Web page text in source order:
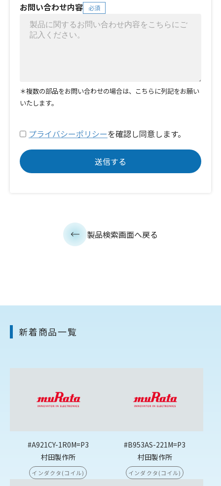
お問い合わせ内容
必須
＊複数の部品をお問い合わせの場合は、こちらに列記をお願い
いたします。
プライバシーポリシーを確認し同意します。
製品検索画面へ戻る
新着商品一覧
#A921CY-1R0M=P3
村田製作所
インダクタ(コイル)
#B953AS-221M=P3
村田製作所
インダクタ(コイル)